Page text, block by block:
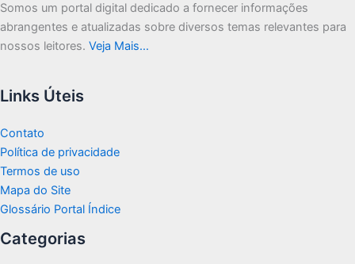
Somos um portal digital dedicado a fornecer informações
abrangentes e atualizadas sobre diversos temas relevantes para
nossos leitores. Veja Mais…
Links Úteis
Contato
Política de privacidade
Termos de uso
Mapa do Site
Glossário Portal Índice
Categorias